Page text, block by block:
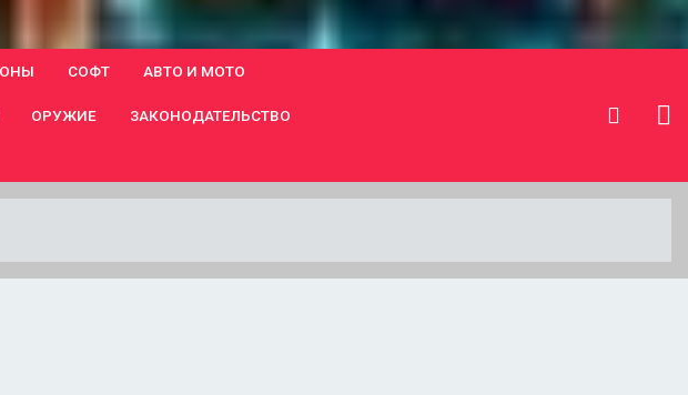
СОФТ АВТО И МОТО
ОРУЖИЕ ЗАКОНОДАТЕЛЬСТВО